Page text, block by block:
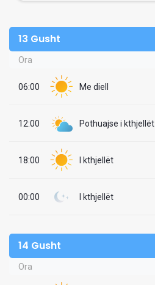
13 Gusht
Ora
06:00 Me diell
12:00 Pothuajse i kthjellët
18:00 I kthjellët
00:00 I kthjellët
14 Gusht
Ora